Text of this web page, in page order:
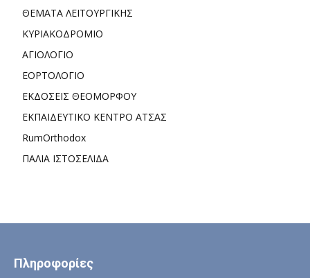
ΘΕΜΑΤΑ ΛΕΙΤΟΥΡΓΙΚΗΣ
ΚΥΡΙΑΚΟΔΡΟΜΙΟ
ΑΓΙΟΛΟΓΙΟ
ΕΟΡΤΟΛΟΓΙΟ
ΕΚΔΟΣΕΙΣ ΘΕΟΜΟΡΦΟΥ
ΕΚΠΑΙΔΕΥΤΙΚΟ ΚΕΝΤΡΟ ΑΤΣΑΣ
RumOrthodox
ΠΑΛΙΑ ΙΣΤΟΣΕΛΙΔΑ
Πληροφορίες